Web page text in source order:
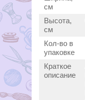
см
Высота,
см
Кол-во в
упаковке
Краткое
описание